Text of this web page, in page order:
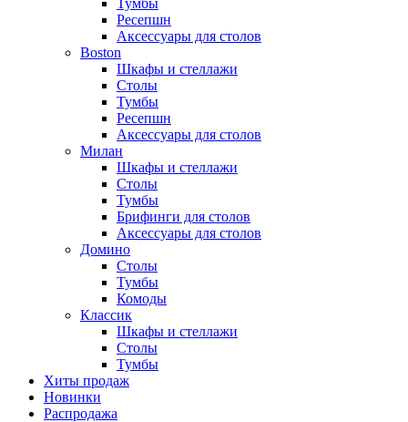
Тумбы
Ресепшн
Аксессуары для столов
Boston
Шкафы и стеллажи
Столы
Тумбы
Ресепшн
Аксессуары для столов
Милан
Шкафы и стеллажи
Столы
Тумбы
Брифинги для столов
Аксессуары для столов
Домино
Столы
Тумбы
Комоды
Классик
Шкафы и стеллажи
Столы
Тумбы
Хиты продаж
Новинки
Распродажа